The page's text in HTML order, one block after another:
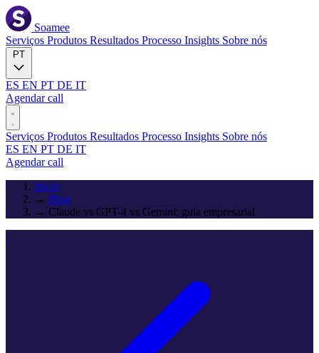
Soamee
Serviços Produtos Resultados Processo Insights Sobre nós
ES EN PT DE IT
Agendar call
Serviços Produtos Resultados Processo Insights Sobre nós
ES EN PT DE IT
Agendar call
Início
→ Blog
→ Claude vs GPT-4 vs Gemini: guia empresarial